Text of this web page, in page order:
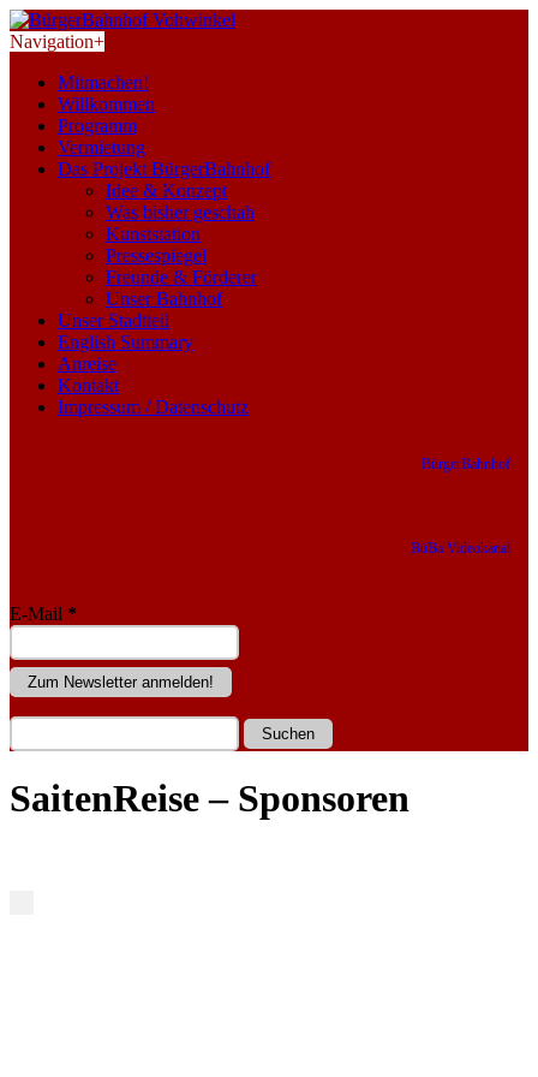
Navigation+
Mitmachen!
Willkommen
Programm
Vermietung
Das Projekt BürgerBahnhof
Idee & Konzept
Was bisher geschah
Kunststation
Pressespiegel
Freunde & Förderer
Unser Bahnhof
Unser Stadtteil
English Summary
Anreise
Kontakt
Impressum / Datenschutz
BürgerBahnhof
BüBa Videokanal
E-Mail *
SaitenReise – Sponsoren